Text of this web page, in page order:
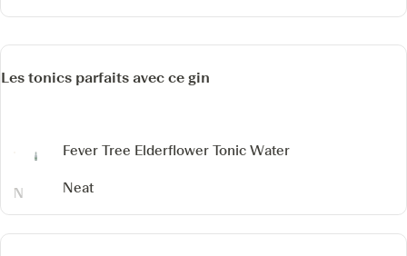
Les tonics parfaits avec ce gin
Fever Tree Elderflower Tonic Water
Neat